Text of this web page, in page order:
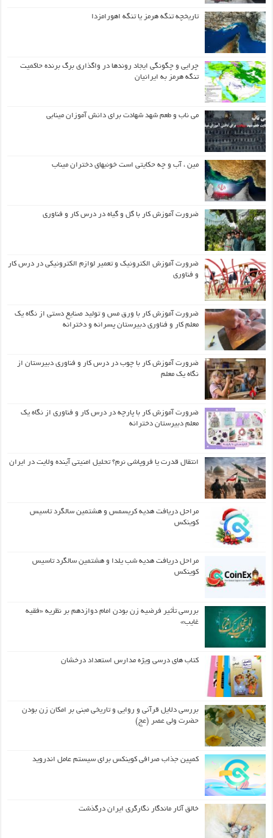
تاریخچه تنگه هرمز یا تنگه اهورامزدا
چرایی و چگونگی ایجاد روندها در واگذاری برگ برنده حاکمیت
تنگه هرمز به ایرانیان
می ناب و طعم شهد شهادت برای دانش آموزان مینابی
مین ، آب و چه حکایتی است خونبهای دختران میناب
ضرورت آموزش کار با گل و گیاه در درس کار و فناوری
ضرورت آموزش الکترونیک و تعمیر لوازم الکترونیکی در درس کار
و فناوری
ضرورت آموزش کار با ورق مس و تولید صنایع دستی از نگاه یک
معلم کار و فناوری دبیرستان پسرانه و دخترانه
ضرورت آموزش کار با چوب در درس کار و فناوری دبیرستان از
نگاه یک معلم
ضرورت آموزش کار با پارچه در درس کار و فناوری از نگاه یک
معلم دبیرستان دخترانه
انتقال قدرت یا فروپاشی نرم؟ تحلیل امنیتی آینده ولایت در ایران
مراحل دریافت هدیه کریسمس و هشتمین سالگرد تاسیس
کوینکس
مراحل دریافت هدیه شب یلدا و هشتمین سالگرد تاسیس
کوینکس
بررسی تأثیر فرضیه زن بودن امام دوازدهم بر نظریه «فقیه
غایب»
کتاب های درسی ویژه مدارس استعداد درخشان
بررسی دلایل قرآنی و روایی و تاریخی مبنی بر امکان زن بودن
حضرت ولی عصر (عج)
کمپین جذاب صرافی کوینکس برای سیستم عامل اندروید
خالق آثار ماندگار نگارگری ایران درگذشت